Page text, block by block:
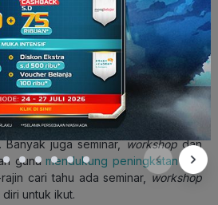
akan membuatmu banyak belajar
bekal untuk dunia kerja nanti. Selain
pergaulanmu
!
, kompetisi
yang tepat untuk mengembangkan
Banyak juga seminar,workshopdan
guna mendukung peningkatan ilmu
rajin cari tahu ada seminar,
workshop
untuk ikut.